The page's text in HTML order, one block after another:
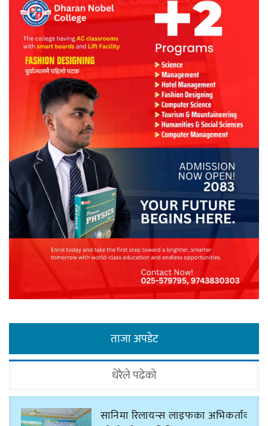
ताजा अपडेट
धेरैले पढेको
सानिमा रिलायन्स लाइफका अभिकर्ताको